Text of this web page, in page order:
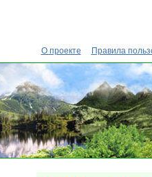
О проекте Правила